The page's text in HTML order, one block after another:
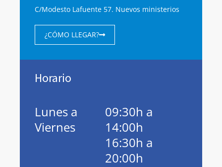
C/Modesto Lafuente 57. Nuevos ministerios
¿CÓMO LLEGAR?
Horario
Lunes a
Viernes
09:30h a
14:00h
16:30h a
20:00h